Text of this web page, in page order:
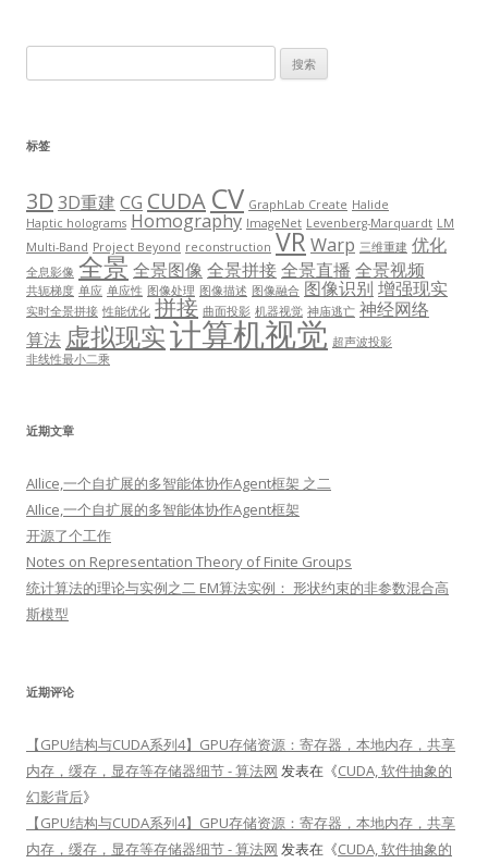
索：
标签
3D 3D重建 CG CUDA CV GraphLab Create Halide
Haptic holograms Homography ImageNet Levenberg-Marquardt LM
Multi-Band Project Beyond reconstruction VR Warp 三维重建 优化
全息影像 全景 全景图像 全景拼接全景直播 全景视频
共轭梯度 单应 单应性 图像处理 图像描述 图像融合 图像识别 增强现实
实时全景拼接 性能优化 拼接 曲面投影 机器视觉 神庙逃亡 神经网络
算法 虚拟现实计算机视觉 超声波投影
非线性最小二乘
近期文章
AIlice,一个自扩展的多智能体协作Agent框架 之二
AIlice,一个自扩展的多智能体协作Agent框架
开源了个工作
Notes on Representation Theory of Finite Groups
统计算法的理论与实例之二 EM算法实例： 形状约束的非参数混合高
斯模型
近期评论
【GPU结构与CUDA系列4】GPU存储资源：寄存器，本地内存，共享
内存，缓存，显存等存储器细节 - 算法网 发表在《CUDA, 软件抽象的
幻影背后》
【GPU结构与CUDA系列4】GPU存储资源：寄存器，本地内存，共享
内存，缓存，显存等存储器细节 - 算法网 发表在《CUDA, 软件抽象的